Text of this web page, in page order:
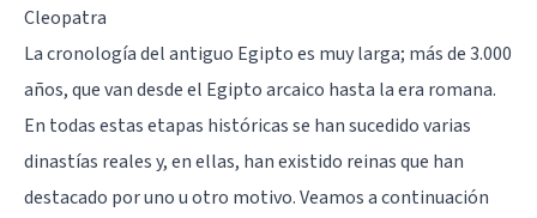
Cleopatra
La cronología del antiguo Egipto es muy larga; más de 3.000
años, que van desde el Egipto arcaico hasta la era romana.
En todas estas etapas históricas se han sucedido varias
dinastías reales y, en ellas, han existido reinas que han
destacado por uno u otro motivo. Veamos a continuación